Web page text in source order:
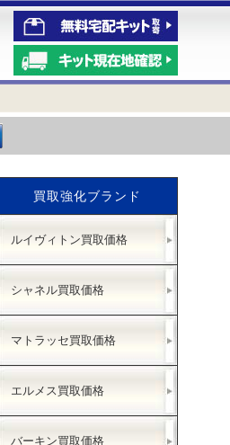
買取強化ブランド
ルイヴィトン買取価格
シャネル買取価格
マトラッセ買取価格
エルメス買取価格
バーキン買取価格